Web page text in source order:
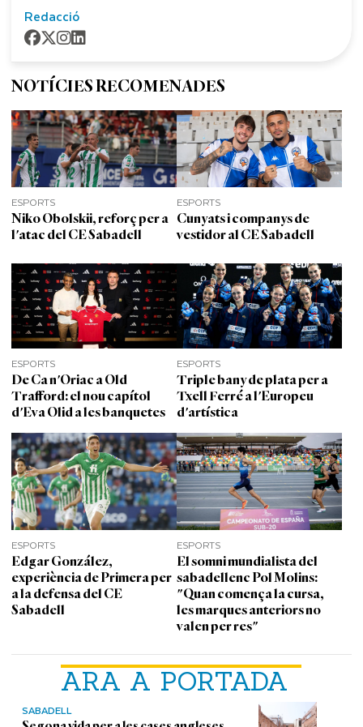
ARA A PORTADA
SABADELL
Redacció
NOTÍCIES RECOMENADES
ESPORTS
Niko Obolskii, reforç per a
l'atac del CE Sabadell
ESPORTS
Cunyats i companys de
vestidor al CE Sabadell
ESPORTS
De Ca n'Oriac a Old
Trafford: el nou capítol
d'Eva Olid a les banquetes
ESPORTS
Triple bany de plata per a
Txell Ferré a l'Europeu
d'artística
ESPORTS
Edgar González,
experiència de Primera per
a la defensa del CE
Sabadell
ESPORTS
El somni mundialista del
sabadellenc Pol Molins:
"Quan comença la cursa,
les marques anteriors no
valen per res"